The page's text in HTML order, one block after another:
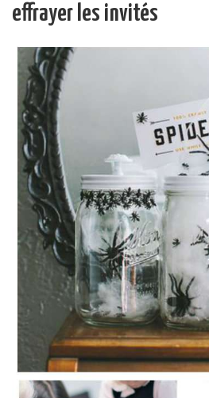
effrayer les invités